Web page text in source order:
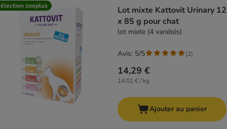
zooplus
Lot mixte Kattovit Urinary 12
x 85 g pour chat
lot mixte (4 variétés)
14,29 €
14,01 € / kg
Avis: 5/5 (2)
Ajouter au panier